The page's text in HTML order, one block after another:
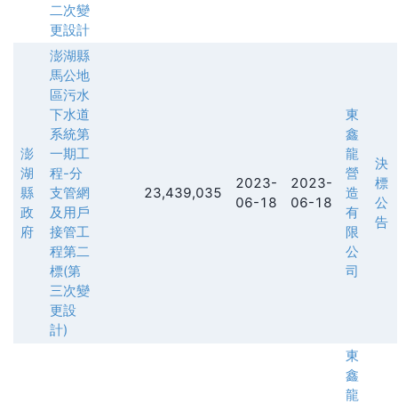
二次變
更設計
澎
湖
縣
政
府
澎湖縣
馬公地
區污水
下水道
系統第
一期工
程-分
支管網
及用戶
接管工
程第二
標(第
三次變
更設
計)
23,439,035
2023-
06-18
2023-
06-18
東
鑫
龍
營
造
有
限
公
司
決
標
公
告
東
鑫
龍